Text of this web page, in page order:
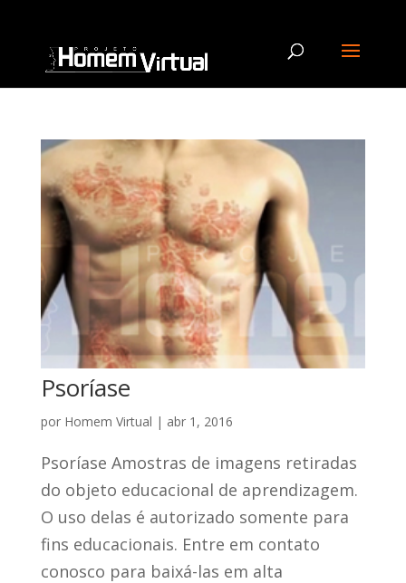
Psoríase
por Homem Virtual | abr 1, 2016
Psoríase Amostras de imagens retiradas
do objeto educacional de aprendizagem.
O uso delas é autorizado somente para
fins educacionais. Entre em contato
conosco para baixá-las em alta